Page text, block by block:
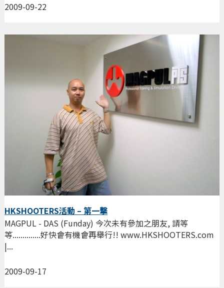
2009-09-22
HKSHOOTERS活動 – 第一撃
2009-09-17
MAGPUL - DAS (Funday) 今次未有參加之朋友, 請等
等..............好快會有機會再舉行!! www.HKSHOOTERS.com
|...